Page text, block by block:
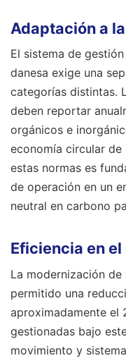
Adaptación a
El sistema de
danesa exige una
categorías distintas.
deben reportar
orgánicos e
economía circular
estas normas es
de operación en un
neutral en carbono
Eficiencia en
La modernización de
permitido una
aproximadamente el
gestionadas bajo
movimiento y